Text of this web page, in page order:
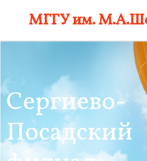
МГГУ им.
Сергиево-
Посадский